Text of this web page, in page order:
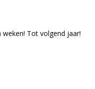
Tot volgend jaar!